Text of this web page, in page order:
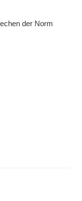
der Norm